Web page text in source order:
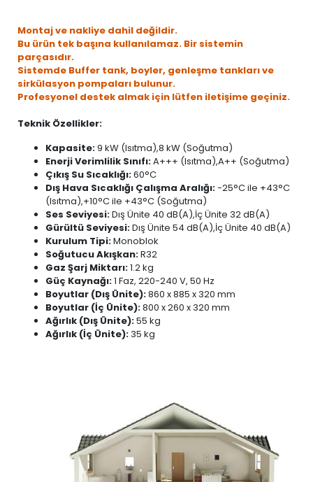
Montaj ve nakliye dahil değildir.
Bu ürün tek başına kullanılamaz. Bir sistemin
parçasıdır.
Sistemde Buffer tank, boyler, genleşme tankları ve
sirkülasyon pompaları bulunur.
Profesyonel destek almak için lütfen iletişime geçiniz.
Teknik Özellikler:
Kapasite:9 kW (Isıtma),8 kW (Soğutma)
Enerji Verimlilik Sınıfı:A+++ (Isıtma),A++ (Soğutma)
Çıkış Su Sıcaklığı:60°C
Dış Hava Sıcaklığı Çalışma Aralığı:-25°C ile +43°C
(Isıtma),+10°C ile +43°C (Soğutma)
Ses Seviyesi:Dış Ünite 40 dB(A),İç Ünite 32 dB(A)
Gürültü Seviyesi:Dış Ünite 54 dB(A),İç Ünite 40 dB(A)
Kurulum Tipi:Monoblok
Soğutucu Akışkan:R32
Gaz Şarj Miktarı:1.2 kg
Güç Kaynağı:1 Faz, 220-240 V, 50 Hz
Boyutlar (Dış Ünite):860 x 885 x 320 mm
Boyutlar (İç Ünite):800 x 260 x 320 mm
Ağırlık (Dış Ünite):55 kg
Ağırlık (İç Ünite):35 kg